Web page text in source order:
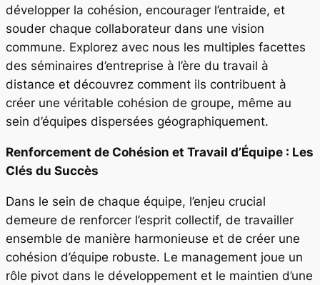
développer la cohésion, encourager l’entraide, et
souder chaque collaborateur dans une vision
commune. Explorez avec nous les multiples facettes
des séminaires d’entreprise à l’ère du travail à
distance et découvrez comment ils contribuent à
créer une véritable cohésion de groupe, même au
sein d’équipes dispersées géographiquement.
Renforcement de Cohésion et Travail d’Équipe : Les
Clés du Succès
Dans le sein de chaque équipe, l’enjeu crucial
demeure de renforcer l’esprit collectif, de travailler
ensemble de manière harmonieuse et de créer une
cohésion d’équipe robuste. Le management joue un
rôle pivot dans le développement et le maintien d’une